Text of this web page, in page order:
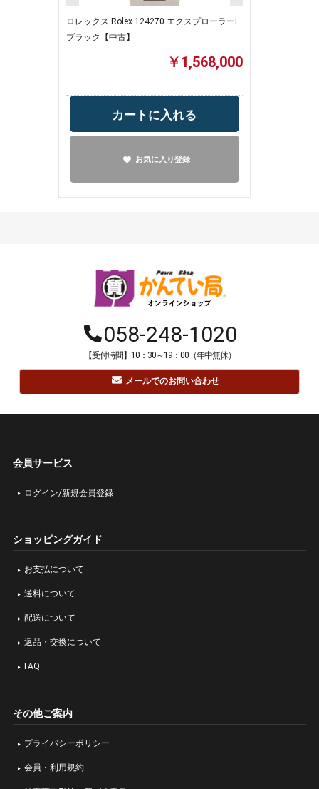
ロレックス Rolex 124270 エクスプローラーⅠ
ブラック【中古】
￥1,568,000
カートに入れる
お気に入り登録
058-248-1020
【受付時間】10：30～19：00（年中無休）
メールでのお問い合わせ
会員サービス
ログイン/新規会員登録
ショッピングガイド
お支払について
送料について
配送について
返品・交換について
FAQ
その他ご案内
プライバシーポリシー
会員・利用規約